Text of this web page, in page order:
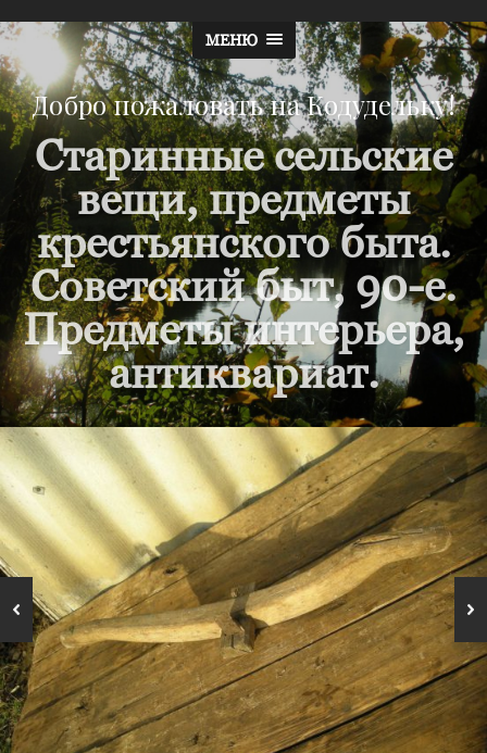
МЕНЮ
Добро пожаловать на Кодудельку!
Старинные сельские
вещи, предметы
крестьянского быта.
Советский быт, 90-е.
Предметы интерьера,
антиквариат.